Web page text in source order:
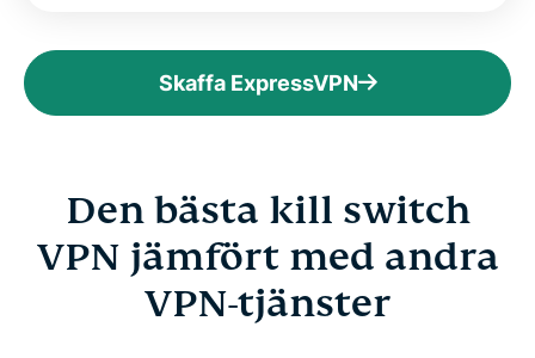
Skaffa ExpressVPN
Den bästa kill switch
VPN jämfört med andra
VPN-tjänster